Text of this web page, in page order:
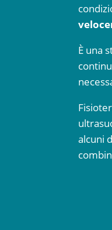
È una
alcuni